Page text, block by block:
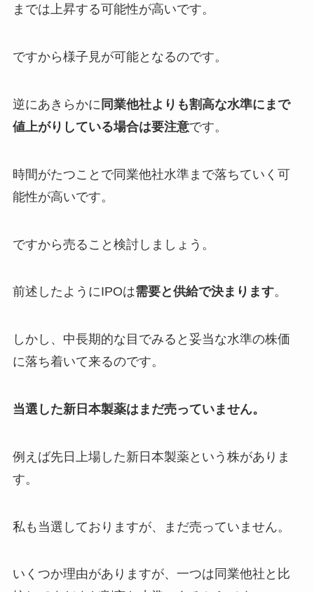
までは上昇する可能性が高いです。
ですから様子見が可能となるのです。
逆にあきらかに 同業他社よりも割高な水準にまで
値上がりしている場合は要注意です。
時間がたつことで同業他社水準まで落ちていく可
能性が高いです。
ですから売ること検討しましょう。
前述したようにIPOは需要と供給で決まります。
しかし、中長期的な目でみると妥当な水準の株価
に落ち着いて来るのです。
当選した新日本製薬はまだ売っていません。
例えば先日上場した新日本製薬という株がありま
す。
私も当選しておりますが、まだ売っていません。
いくつか理由がありますが、一つは同業他社と比